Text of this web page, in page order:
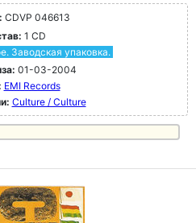
CDVP 046613
1 CD
Заводская упаковка.
01-03-2004
EMI Records
Culture / Culture